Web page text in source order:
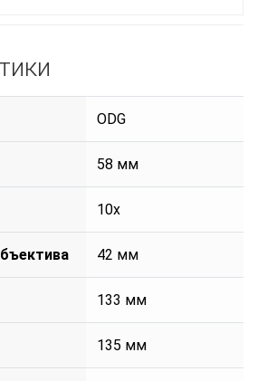
ODG
58 мм
10x
42 мм
133 мм
135 мм